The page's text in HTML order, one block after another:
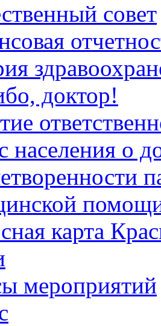
совет
доктор!
населения о
карта
мероприятий